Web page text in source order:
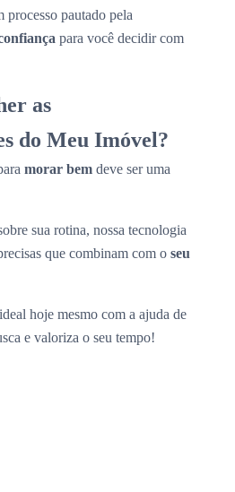
processo pautado pela
para você decidir com
as
do Meu Imóvel?
morar bem deve ser uma
sua rotina, nossa tecnologia
que combinam com o seu
ideal hoje mesmo com a ajuda de
e valoriza o seu tempo!